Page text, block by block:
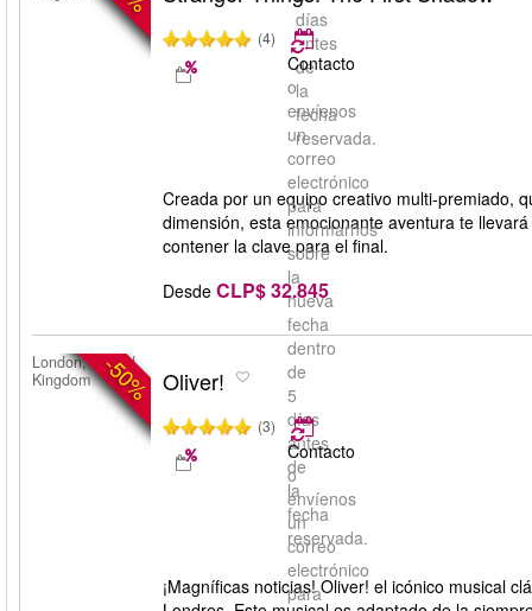
días
antes
de
la
fecha
reservada.
(4)
Contacto
o
envíenos
un
correo
electrónico
para
informarnos
sobre
la
nueva
fecha
dentro
de
5
días
antes
de
la
fecha
reservada.
Creada por un equipo creativo multi-premiado,
dimensión, esta emocionante aventura te
contener la clave para el final.
Desde CLP$ 32.845
-50%
London, United
Kingdom
Oliver!
(3)
Contacto
o
envíenos
un
correo
electrónico
para
¡Magníficas noticias! Oliver! el icónico musical